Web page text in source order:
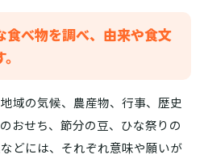
食べ物を調べ、由来や食文
域の気候、農産物、行事、歴史
おせち、節分の豆、ひな祭りの
どには、それぞれ意味や願いが